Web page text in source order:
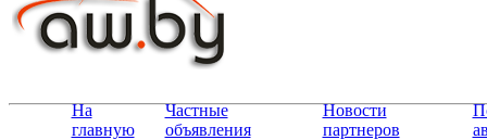
На
главную
Частные
объявления
Новости
партнеров